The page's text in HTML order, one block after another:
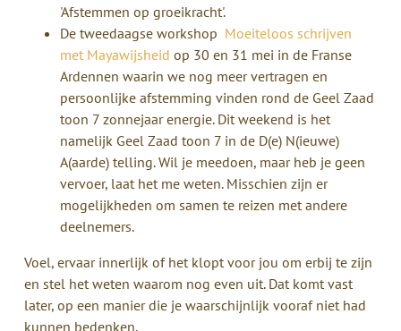
'Afstemmen op groeikracht'.
De tweedaagse workshop Moeiteloos schrijven
met Mayawijsheid op 30 en 31 mei in de Franse
Ardennen waarin we nog meer vertragen en
persoonlijke afstemming vinden rond de Geel Zaad
toon 7 zonnejaar energie. Dit weekend is het
namelijk Geel Zaad toon 7 in de D(e) N(ieuwe)
A(aarde) telling. Wil je meedoen, maar heb je geen
vervoer, laat het me weten. Misschien zijn er
mogelijkheden om samen te reizen met andere
deelnemers.
Voel, ervaar innerlijk of het klopt voor jou om erbij te zijn
en stel het weten waarom nog even uit. Dat komt vast
later, op een manier die je waarschijnlijk vooraf niet had
kunnen bedenken.